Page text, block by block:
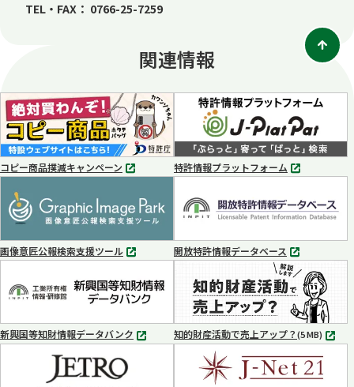
TEL・FAX： 0766-25-7259
関連情報
コピー商品撲滅キャンペーン
別
で
開
く
特許情報プラットフォーム
別
ブ
で
く
画像意匠公報検索支援ツール
別
ブ
で
く
開放特許情報データベース
別
タ
ブ
で
開
く
新興国等知財情報データバンク
別
知的財産活動で売上アップ？(5 MB) MP4